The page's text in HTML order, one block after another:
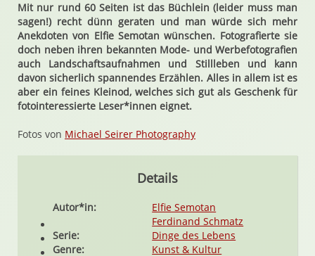
Mit nur rund 60 Seiten ist das Büchlein (leider muss man
sagen!) recht dünn geraten und man würde sich mehr
Anekdoten von Elfie Semotan wünschen. Fotografierte sie
doch neben ihren bekannten Mode- und Werbefotografien
auch Landschaftsaufnahmen und Stillleben und kann
davon sicherlich spannendes Erzählen. Alles in allem ist es
aber ein feines Kleinod, welches sich gut als Geschenk für
fotointeressierte Leser*innen eignet.
Fotos von Michael Seirer Photography
Details
Autor*in:
Elfie Semotan
Ferdinand Schmatz
Serie:
Dinge des Lebens
Genre:
Kunst & Kultur